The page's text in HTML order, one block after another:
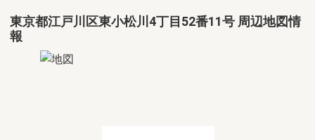
東京都江戸川区東小松川4丁目52番11号 周辺地図情
報